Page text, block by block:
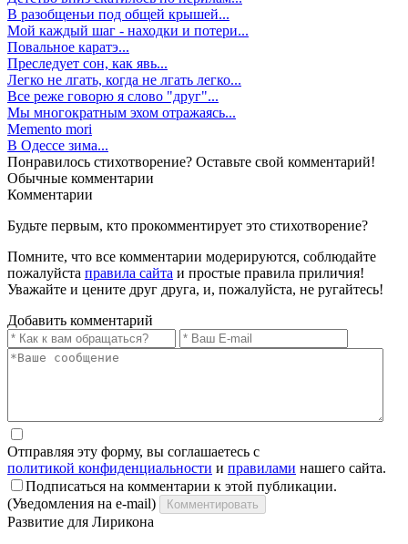
В разобщеньи под общей крышей...
Мой каждый шаг - находки и потери...
Повальное каратэ...
Преследует сон, как явь...
Легко не лгать, когда не лгать легко...
Все реже говорю я слово "друг"...
Мы многократным эхом отражаясь...
Memento mori
В Одессе зима...
Понравилось стихотворение? Оставьте свой комментарий!
Обычные комментарии
Комментарии
Будьте первым, кто прокомментирует это стихотворение?
Помните, что все комментарии модерируются, соблюдайте
пожалуйста правила сайта и простые правила приличия!
Уважайте и цените друг друга, и, пожалуйста, не ругайтесь!
Добавить комментарий
Отправляя эту форму, вы соглашаетесь с
политикой конфиденциальности и правилами нашего сайта.
Подписаться на комментарии к этой публикации.
(Уведомления на e-mail)
Комментировать
Развитие для Лирикона